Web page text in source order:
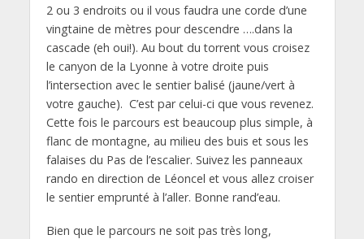
2 ou 3 endroits ou il vous faudra une corde d’une
vingtaine de mètres pour descendre ….dans la
cascade (eh oui!). Au bout du torrent vous croisez
le canyon de la Lyonne à votre droite puis
l’intersection avec le sentier balisé (jaune/vert à
votre gauche). C’est par celui-ci que vous revenez.
Cette fois le parcours est beaucoup plus simple, à
flanc de montagne, au milieu des buis et sous les
falaises du Pas de l’escalier. Suivez les panneaux
rando en direction de Léoncel et vous allez croiser
le sentier emprunté à l’aller. Bonne rand’eau.
Bien que le parcours ne soit pas très long,